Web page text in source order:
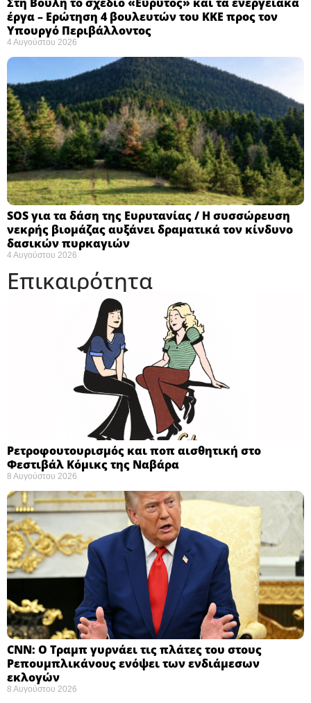
έργα – Ερώτηση 4 βουλευτών του ΚΚΕ προς τον
Υπουργό Περιβάλλοντος
4 Αυγούστου 2026
SOS για τα δάση της Ευρυτανίας / Η συσσώρευση
νεκρής βιομάζας αυξάνει δραματικά τον κίνδυνο
δασικών πυρκαγιών
4 Αυγούστου 2026
Επικαιρότητα
Ρετροφουτουρισμός και ποπ αισθητική στο
Φεστιβάλ Κόμικς της Ναβάρα ​
8 Αυγούστου 2026
CNN: Ο Τραμπ γυρνάει τις πλάτες του στους
Ρεπουμπλικάνους ενόψει των ενδιάμεσων
εκλογών ​
8 Αυγούστου 2026